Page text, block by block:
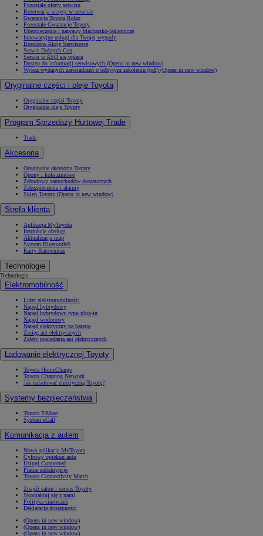
Pozostałe oferty serwisu
Rezerwacja wizyty w serwisie
Gwarancja Toyota Relax
Pozostałe Gwarancje Toyoty
Ubezpieczenia i naprawy blacharsko-lakiernicze
Innowacyjne usługi dla Twojej wygody
Bezpłatne Akcje Serwisowe
Serwis Dobrych Cen
Serwis w ASO się opłaca
Dostęp do informacji serwisowych (Opens in new window)
Wykaz wydanych zaświadczeń o odbytym szkoleniu (pdf) (Opens in new window)
Oryginalne części i oleje Toyota
Oryginalne części Toyoty
Oryginalne oleje Toyoty
Program Sprzedaży Hurtowej Trade
Trade
Akcesoria
Oryginalne akcesoria Toyoty
Opony i koła zimowe
Zabudowy samochodów dostawczych
Zabezpieczenia i alarmy
Sklep Toyoty (Opens in new window)
Strefa klienta
Aplikacja MyToyota
Instrukcje obsługi
Aktualizacja map
System Bluetooth®
Karty Ratownicze
Technologie
Technologie
Elektromobilność
Lider elektromobilności
Napęd hybrydowy
Napęd hybrydowy typu plug-in
Napęd wodorowy
Napęd elektryczny na baterię
Zasięg aut elektrycznych
Zalety posiadania aut elektrycznych
Ładowanie elektrycznej Toyoty
Toyota HomeCharge
Toyota Charging Network
Jak naładować elektryczną Toyotę?
Systemy bezpieczeństwa
Toyota T-Mate
System eCall
Komunikacja z autem
Nowa aplikacja MyToyota
Cyfrowy opiekun auta
Usługi Connected
Płatne subskrypcje
Toyota Connectivity Match
Znajdź salon i serwis Toyoty
Skontaktuj się z nami
Polityka ciasteczek
Deklaracja dostępności
(Opens in new window)
(Opens in new window)
(Opens in new window)